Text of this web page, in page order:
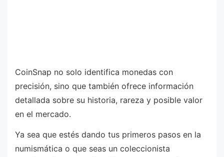
CoinSnap no solo identifica monedas con
precisión, sino que también ofrece información
detallada sobre su historia, rareza y posible valor
en el mercado.
Ya sea que estés dando tus primeros pasos en la
numismática o que seas un coleccionista